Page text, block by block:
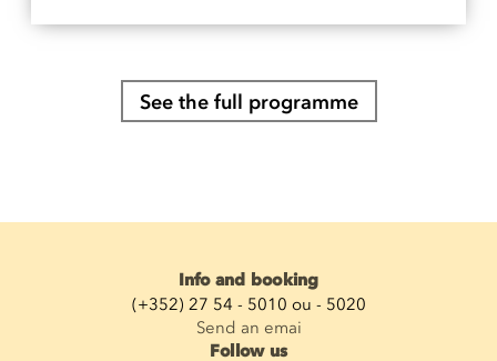
See the full programme
Info and booking
(+352) 27 54 - 5010 ou - 5020
Send an emai
Follow us